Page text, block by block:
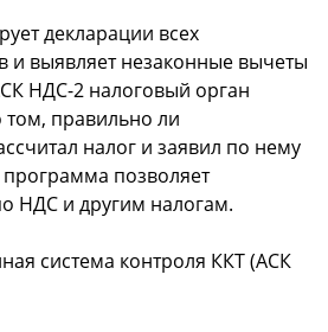
декларации всех
и выявляет незаконные вычеты
НДС-2 налоговый орган
том, правильно ли
налог и заявил по нему
позволяет
НДС и другим налогам.
система контроля ККТ (АСК